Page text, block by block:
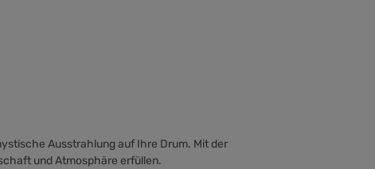
Ausstrahlung auf Ihre Drum. Mit der
und Atmosphäre erfüllen.